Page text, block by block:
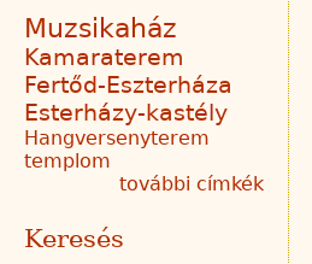
Muzsikaház
Kamaraterem
Fertőd-Eszterháza
Esterházy-kastély
Hangversenyterem
templom
további címkék
Keresés